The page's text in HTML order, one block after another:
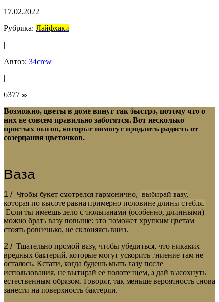
17.02.2022 |
Рубрика: Лайфхаки
|
Автор: 34crew
|
6377
Возможно, цветы в доме вянут так быстро, потому что о
них не совсем правильно заботятся. Вот несколько
простых шагов, которые помогут продлить радость от
созерцания цветочков.
Ваза
1 / Чтобы букет смотрелся гармонично, выбирай вазу,
которая по высоте равна примерно половине длины стебля.
Если ты имеешь дело с тюльпанами (особенно, длинными) –
можно брать вазу повыше: это поможет хрупким цветам
стоять ровненько, не склоняясь вниз.
2 /Тщательно промой вазу, чтобы убедиться, что никаких
вредных бактерий, которые могут ускорить гниение там не
осталось. Кстати, когда будешь мыть вазу после
использования, не вытирай ее полотенцем, а дай высохнуть
естественным образом. Говорят, так меньше вероятность снова
занести на поверхность бактерии.